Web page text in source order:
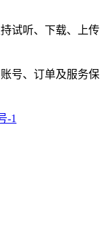
试听、下载、上传
号、订单及服务保
-1